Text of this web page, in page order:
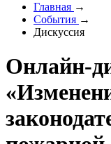
Главная →
События →
Дискуссия
Онлайн-